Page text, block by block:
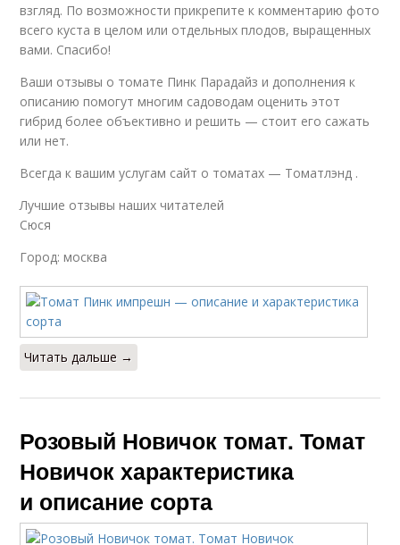
взгляд. По возможности прикрепите к комментарию фото
всего куста в целом или отдельных плодов, выращенных
вами. Спасибо!
Ваши отзывы о томате Пинк Парадайз и дополнения к
описанию помогут многим садоводам оценить этот
гибрид более объективно и решить — стоит его сажать
или нет.
Всегда к вашим услугам сайт о томатах — Томатлэнд .
Лучшие отзывы наших читателей
Сюся
Город: москва
Читать дальше →
Розовый Новичок томат. Томат
Новичок характеристика
и описание сорта